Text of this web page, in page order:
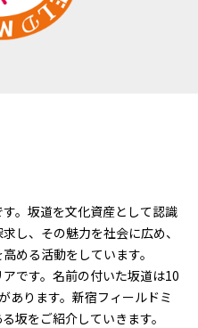
。坂道を文化資産として認識
し、その魅力を社会に広め、
める活動をしています。
です。名前の付いた坂道は10
あります。新宿フィールドミ
坂をご紹介していきます。